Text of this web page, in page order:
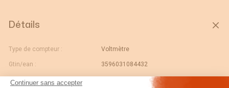
Continuer sans accepter
Détails
Type de compteur : Voltmètre
Gtin/ean : 3596031084432
Déviation :